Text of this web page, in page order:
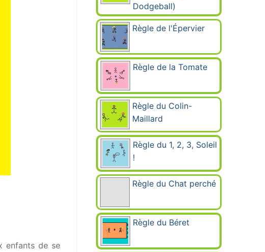
enfants de se
Dodgeball)
Règle de l'Épervier
Règle de la Tomate
Règle du Colin-
Maillard
Règle du 1, 2, 3, Soleil
!
Règle du Chat perché
Règle du Béret